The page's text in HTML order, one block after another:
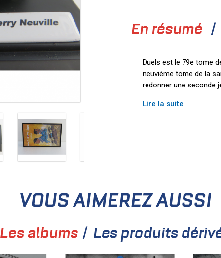
En résumé
Duels est le 79e tome
neuvième tome de la
redonner une seconde
Lire la suite
VOUS AIMEREZ AUSSI
Les albums Les produits